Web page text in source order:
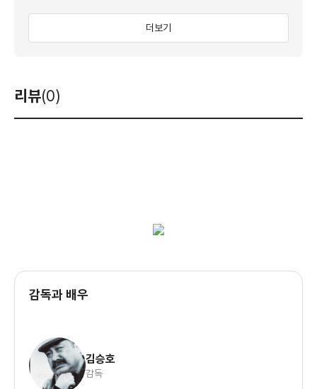
더보기
리뷰(0)
감독과 배우
김승호
감독